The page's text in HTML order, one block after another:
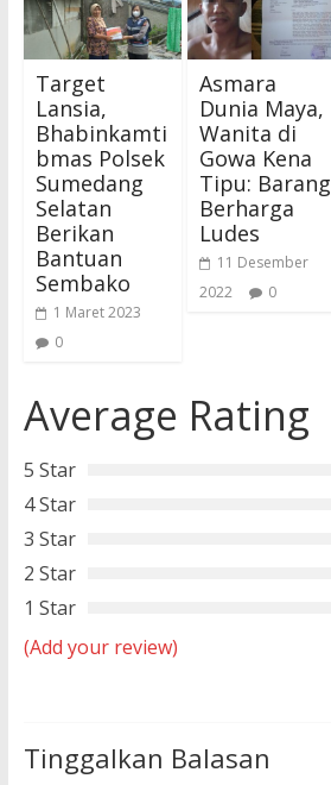
Target
Lansia,
Bhabinkamti
bmas Polsek
Sumedang
Selatan
Berikan
Bantuan
Sembako
1 Maret 2023
0
Asmara
Dunia Maya,
Wanita di
Gowa Kena
Tipu: Barang
Berharga
Ludes
11 Desember
2022
0
Average Rating
5 Star
4 Star
3 Star
2 Star
1 Star
(Add your review)
Tinggalkan Balasan